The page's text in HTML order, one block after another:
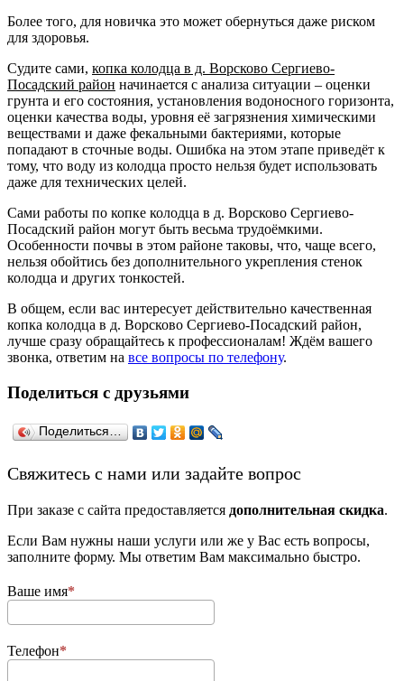
Более того, для новичка это может обернуться даже риском
для здоровья.
Судите сами, копка колодца в д. Ворсково Сергиево-
Посадский район начинается с анализа ситуации – оценки
грунта и его состояния, установления водоносного горизонта,
оценки качества воды, уровня её загрязнения химическими
веществами и даже фекальными бактериями, которые
попадают в сточные воды. Ошибка на этом этапе приведёт к
тому, что воду из колодца просто нельзя будет использовать
даже для технических целей.
Сами работы по копке колодца в д. Ворсково Сергиево-
Посадский район могут быть весьма трудоёмкими.
Особенности почвы в этом районе таковы, что, чаще всего,
нельзя обойтись без дополнительного укрепления стенок
колодца и других тонкостей.
В общем, если вас интересует действительно качественная
копка колодца в д. Ворсково Сергиево-Посадский район,
лучше сразу обращайтесь к профессионалам! Ждём вашего
звонка, ответим на все вопросы по телефону.
Поделиться с друзьями
Поделиться…
­Свяжитесь с нами или задайте вопрос
При заказе с сайта предоставляется дополнительная скидка.
Если Вам нужны наши услуги или же у Вас есть вопросы,
заполните форму. Мы ответим Вам максимально быстро.
Ваше имя
Телефон